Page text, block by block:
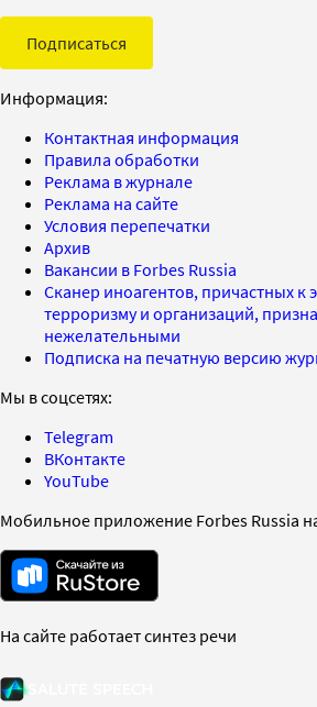
Подписаться
Информация:
Контактная информация
Правила обработки
Реклама в журнале
Реклама на сайте
Условия перепечатки
Архив
Вакансии в Forbes Russia
Сканер иноагентов, причастных к
терроризму и организаций,
нежелательными
Подписка на печатную версию
Мы в соцсетях:
Telegram
ВКонтакте
YouTube
Мобильное приложение Forbes Russia
На сайте работает синтез речи